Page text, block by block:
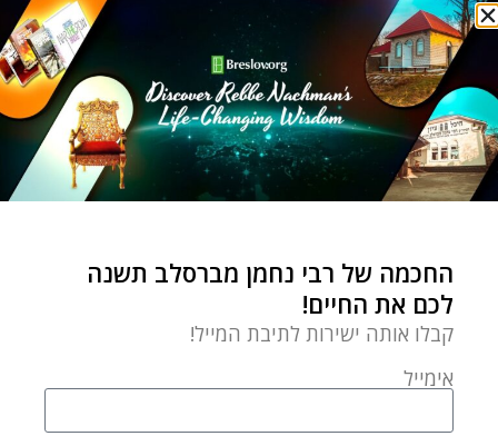
אלול וחודש הרחמים
מרגישים את הדבר הזה שיש
באוויר?
Yardena Slater
אוגוסט 22, 2021
צעירות ורעננות, כשאני
החכמה של רבי נחמן מברסלב תשנה
לכם את החיים!
קבלו אותה ישירות לתיבת המייל!
אימייל